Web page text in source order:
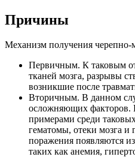
Причины
Механизм получения черепно-
Первичным. К таковым
тканей мозга, разрывы
возникшие после
Вторичным. В данном
осложняющих факторов.
примерами среди
гематомы, отеки мозга
поражения появляются
таких как анемия,